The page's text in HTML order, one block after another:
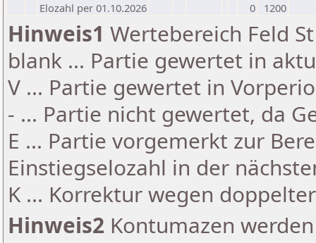
Elozahl per 01.10.2026
0 1200
Hinweis1 Wertebereich Feld
blank ... Partie gewertet in
V ... Partie gewertet in
- ... Partie nicht gewertet, da
E ... Partie vorgemerkt zur
Einstiegselozahl in der
K ... Korrektur wegen
Hinweis2 Kontumazen